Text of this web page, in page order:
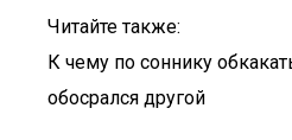
Читайте также:
К чему по соннику
обосрался другой